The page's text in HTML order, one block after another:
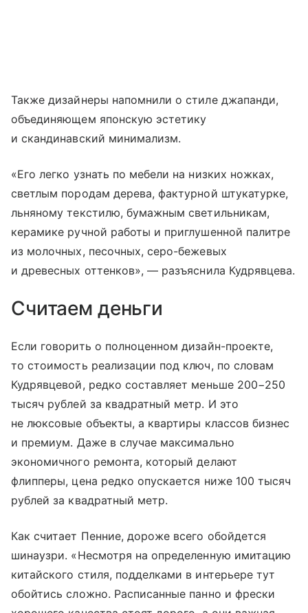
Также дизайнеры напомнили о стиле джапанди,
объединяющем японскую эстетику
и скандинавский минимализм.
«Его легко узнать по мебели на низких ножках,
светлым породам дерева, фактурной штукатурке,
льняному текстилю, бумажным светильникам,
керамике ручной работы и приглушенной палитре
из молочных, песочных, серо-бежевых
и древесных оттенков», — разъяснила Кудрявцева.
Считаем деньги
Если говорить о полноценном дизайн-проекте,
то стоимость реализации под ключ, по словам
Кудрявцевой, редко составляет меньше 200−250
тысяч рублей за квадратный метр. И это
не люксовые объекты, а квартиры классов бизнес
и премиум. Даже в случае максимально
экономичного ремонта, который делают
флипперы, цена редко опускается ниже 100 тысяч
рублей за квадратный метр.
Как считает Пенние, дороже всего обойдется
шинаузри. «Несмотря на определенную имитацию
китайского стиля, подделками в интерьере тут
обойтись сложно. Расписанные панно и фрески